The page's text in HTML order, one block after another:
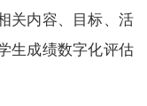
关内容、目标、活
生成绩数字化评估